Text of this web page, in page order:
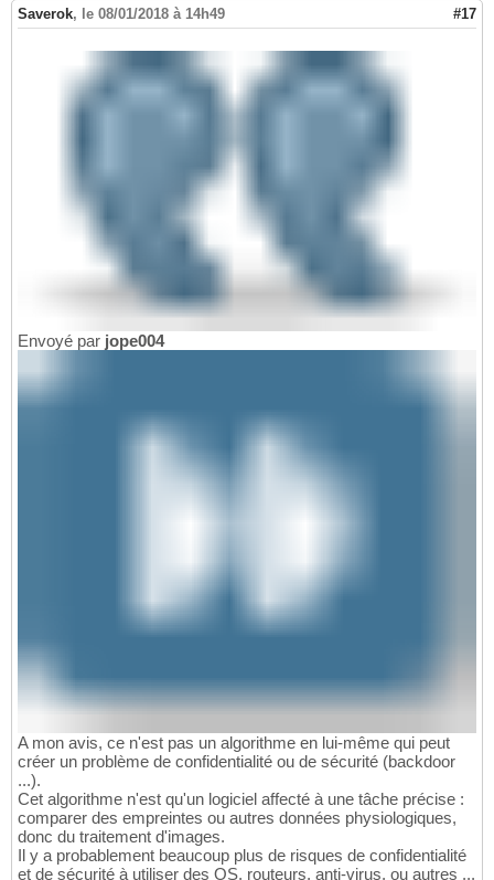
Saverok, le 08/01/2018 à 14h49 #17
Envoyé par jope004
A mon avis, ce n'est pas un algorithme en lui-même qui peut
créer un problème de confidentialité ou de sécurité (backdoor
...).
Cet algorithme n'est qu'un logiciel affecté à une tâche précise :
comparer des empreintes ou autres données physiologiques,
donc du traitement d'images.
Il y a probablement beaucoup plus de risques de confidentialité
et de sécurité à utiliser des OS, routeurs, anti-virus, ou autres ...